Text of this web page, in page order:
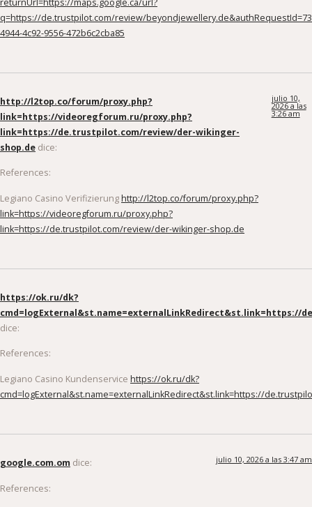
q=https://de.trustpilot.com/review/
4944-4c92-9556-472b6c2cba85
http://l2top.co/forum/proxy.php?
link=https://videoregforum.ru/proxy.php?
link=https://de.trustpilot.com/review/der-wikinger-
shop.de dice:
julio 10,
2026 a las
3:26 am
References:
Legiano Casino Verifizierunghttp://l2top.co/forum/proxy.php?
link=https://videoregforum.ru/proxy.php?
link=https://de.trustpilot.com/review/der-wikinger-shop.de
https://ok.ru/dk?
cmd=logExternal&st.name=externalLinkRedirect&st.link=https://
dice:
References:
Legiano Casino Kundenservice https://ok.ru/dk?
cmd=logExternal&st.name=externalLinkRedirect&st.link=https://
google.com.om dice: julio 10, 2026 a las 3:47 am
References: